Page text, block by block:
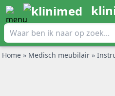
Home » Medisch meubilair »